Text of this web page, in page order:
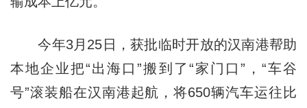
今年3月25日，获批临时开放的汉南港帮助
本地企业把“出海口”搬到了“家门口”，“车谷
号”滚装船在汉南港起航，将650辆汽车运往比